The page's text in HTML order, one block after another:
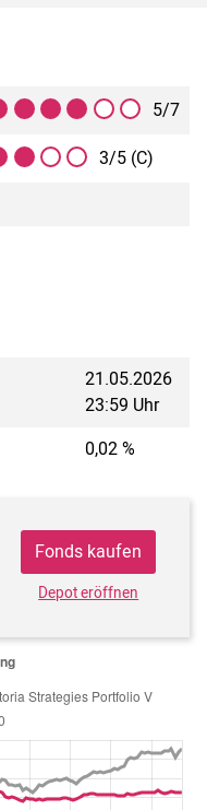
5/7
3/5 (C)
21.05.2026
23:59 Uhr
0,02 %
Fonds kaufen
Depot eröffnen